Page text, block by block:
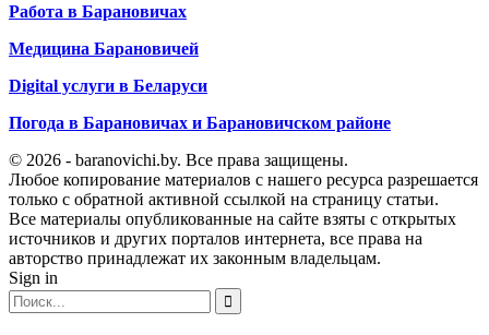
Работа в Барановичах
Медицина Барановичей
Digital услуги в Беларуси
Погода в Барановичах и Барановичском районе
© 2026 - baranovichi.by. Все права защищены.
Любое копирование материалов с нашего ресурса разрешается
только с обратной активной ссылкой на страницу статьи.
Все материалы опубликованные на сайте взяты с открытых
источников и других порталов интернета, все права на
авторство принадлежат их законным владельцам.
Sign in